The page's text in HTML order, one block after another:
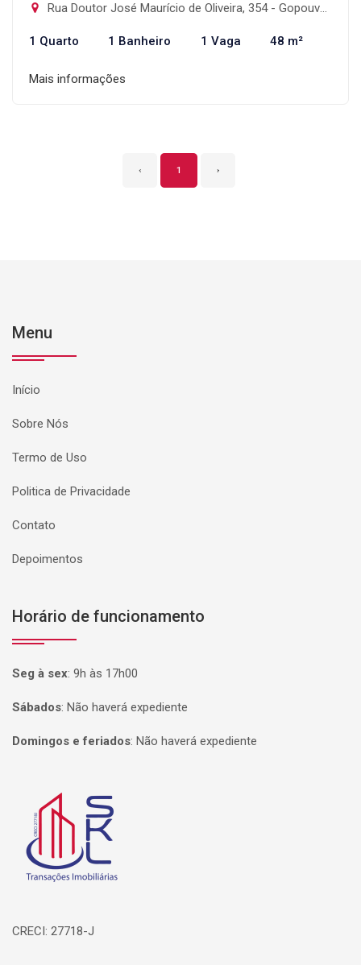
Rua Doutor José Maurício de Oliveira, 354 - Gopouva, Guarulhos-SP
1 Quarto 1 Banheiro 1 Vaga 48 m²
Mais informações
‹ 1 ›
Menu
Início
Sobre Nós
Termo de Uso
Politica de Privacidade
Contato
Depoimentos
Horário de funcionamento
Seg à sex: 9h às 17h00
Sábados: Não haverá expediente
Domingos e feriados: Não haverá expediente
Página inicial
CRECI: 27718-J